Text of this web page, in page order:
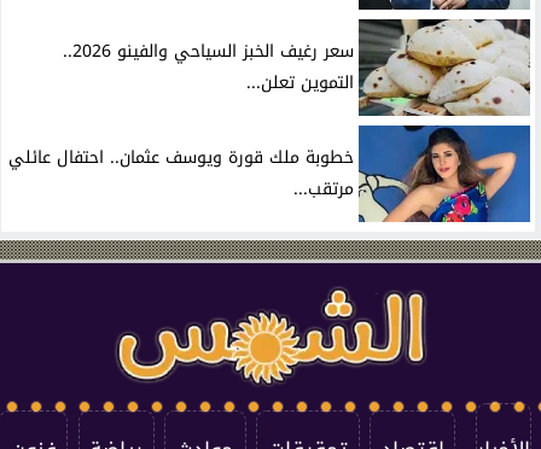
سعر رغيف الخبز السياحي والفينو 2026..
التموين تعلن...
خطوبة ملك قورة ويوسف عثمان.. احتفال عائلي
مرتقب...